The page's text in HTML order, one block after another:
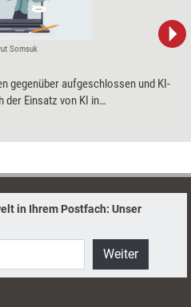
Somsuk
gegenüber aufgeschlossen und KI-
der Einsatz von KI in
in Ihrem Postfach: Unser
Weiter